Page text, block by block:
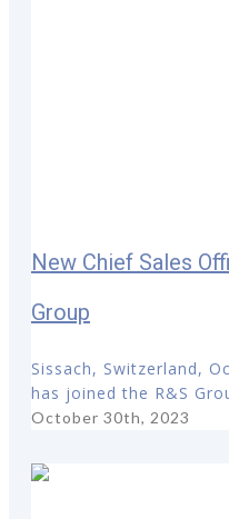
New Chief Sales
Group
Sissach, Switzerland,
has joined the R&S
October 30th, 2023